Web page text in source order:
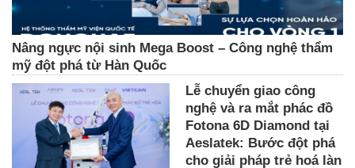
Nâng ngực nội sinh Mega Boost – Công nghệ thẩm
mỹ đột phá từ Hàn Quốc
Lễ chuyển giao công
nghệ và ra mắt phác đồ
Fotona 6D Diamond tại
Aeslatek: Bước đột phá
cho giải pháp trẻ hoá làn